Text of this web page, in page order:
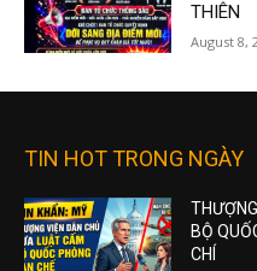
THIÊN
August 8,
TIN HOT TRONG NGÀY
BỘ
CHÍ